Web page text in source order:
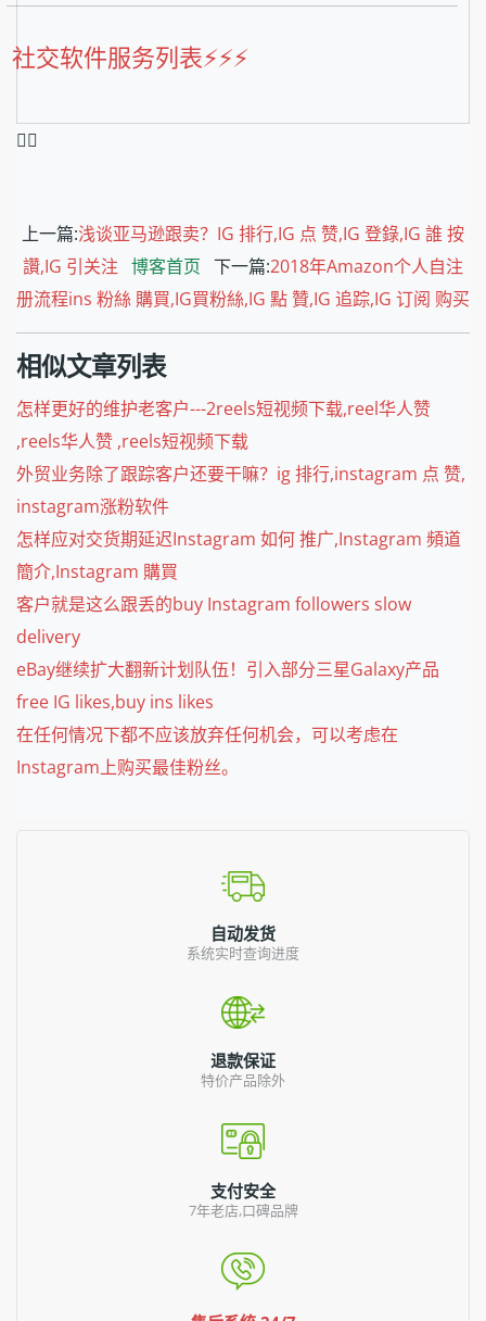
社交软件服务列表⚡️⚡️⚡️
❤️‍🔥
上一篇:浅谈亚马逊跟卖？IG 排行,IG 点 赞,IG 登錄,IG 誰 按
讚,IG 引关注 博客首页 下一篇:2018年Amazon个人自注
册流程ins 粉絲 購買,IG買粉絲,IG 點 贊,IG 追踪,IG 订阅 购买
相似文章列表
怎样更好的维护老客户---2reels短视频下载,reel华人赞
,reels华人赞 ,reels短视频下载
外贸业务除了跟踪客户还要干嘛？ig 排行,instagram 点 赞,
instagram涨粉软件
怎样应对交货期延迟Instagram 如何 推广,Instagram 頻道
簡介,Instagram 購買
客户就是这么跟丢的buy Instagram followers slow
delivery
eBay继续扩大翻新计划队伍！引入部分三星Galaxy产品
free IG likes,buy ins likes
在任何情况下都不应该放弃任何机会，可以考虑在
Instagram上购买最佳粉丝。
自动发货
系统实时查询进度
退款保证
特价产品除外
支付安全
7年老店,口碑品牌